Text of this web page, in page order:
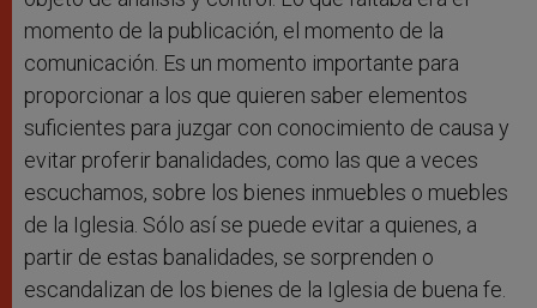
momento de la publicación, el momento de la
comunicación. Es un momento importante para
proporcionar a los que quieren saber elementos
suficientes para juzgar con conocimiento de causa y
evitar proferir banalidades, como las que a veces
escuchamos, sobre los bienes inmuebles o muebles
de la Iglesia. Sólo así se puede evitar a quienes, a
partir de estas banalidades, se sorprenden o
escandalizan de los bienes de la Iglesia de buena fe.